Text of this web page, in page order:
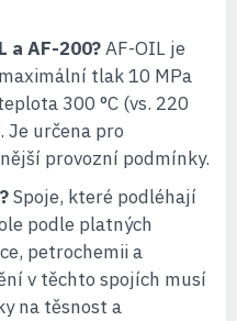
a AF-200?AF-OIL je
tlak 10 MPa
300 °C (vs. 220
Je určena pro
provozní podmínky.
Spoje, které podléhají
podle platných
petrochemii a
v těchto spojích musí
na těsnost a